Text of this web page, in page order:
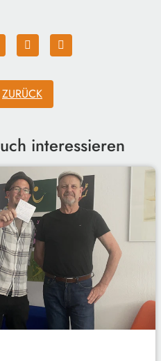
ZURÜCK
interessieren